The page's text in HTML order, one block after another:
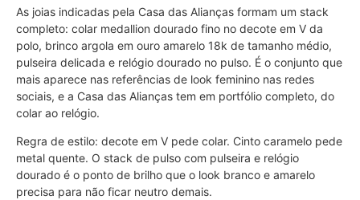
As joias indicadas pela Casa das Alianças formam um stack
completo: colar medallion dourado fino no decote em V da
polo, brinco argola em ouro amarelo 18k de tamanho médio,
pulseira delicada e relógio dourado no pulso. É o conjunto que
mais aparece nas referências de look feminino nas redes
sociais, e a Casa das Alianças tem em portfólio completo, do
colar ao relógio.
Regra de estilo: decote em V pede colar. Cinto caramelo pede
metal quente. O stack de pulso com pulseira e relógio
dourado é o ponto de brilho que o look branco e amarelo
precisa para não ficar neutro demais.